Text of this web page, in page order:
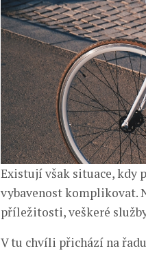
Existují však situace, kdy
vybavenost komplikovat.
příležitosti, veškeré
V tu chvíli přichází na